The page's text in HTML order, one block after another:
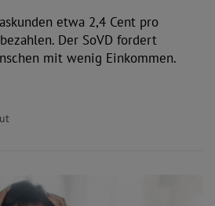
etwa 2,4 Cent pro
Der SoVD fordert
mit wenig Einkommen.